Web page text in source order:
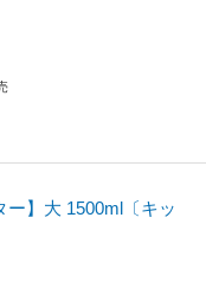
ー】大 1500ml〔キッ